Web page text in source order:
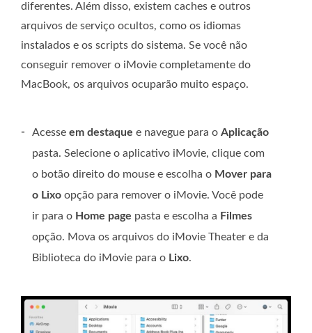
diferentes. Além disso, existem caches e outros
arquivos de serviço ocultos, como os idiomas
instalados e os scripts do sistema. Se você não
conseguir remover o iMovie completamente do
MacBook, os arquivos ocuparão muito espaço.
- Acesse em destaque e navegue para o Aplicação
pasta. Selecione o aplicativo iMovie, clique com
o botão direito do mouse e escolha o Mover para
o Lixo opção para remover o iMovie. Você pode
ir para o Home page pasta e escolha a Filmes
opção. Mova os arquivos do iMovie Theater e da
Biblioteca do iMovie para o Lixo.